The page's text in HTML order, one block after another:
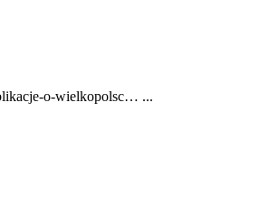
o-wielkopolsc… ...